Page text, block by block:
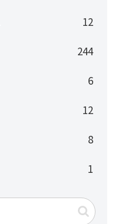
12
244
6
12
8
1